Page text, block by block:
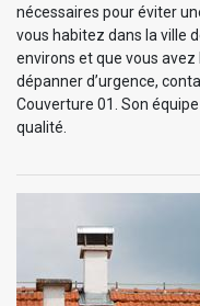
nécessaires pour éviter
vous habitez dans la ville
environs et que vous avez
dépanner d’urgence,
Couverture 01. Son
qualité.